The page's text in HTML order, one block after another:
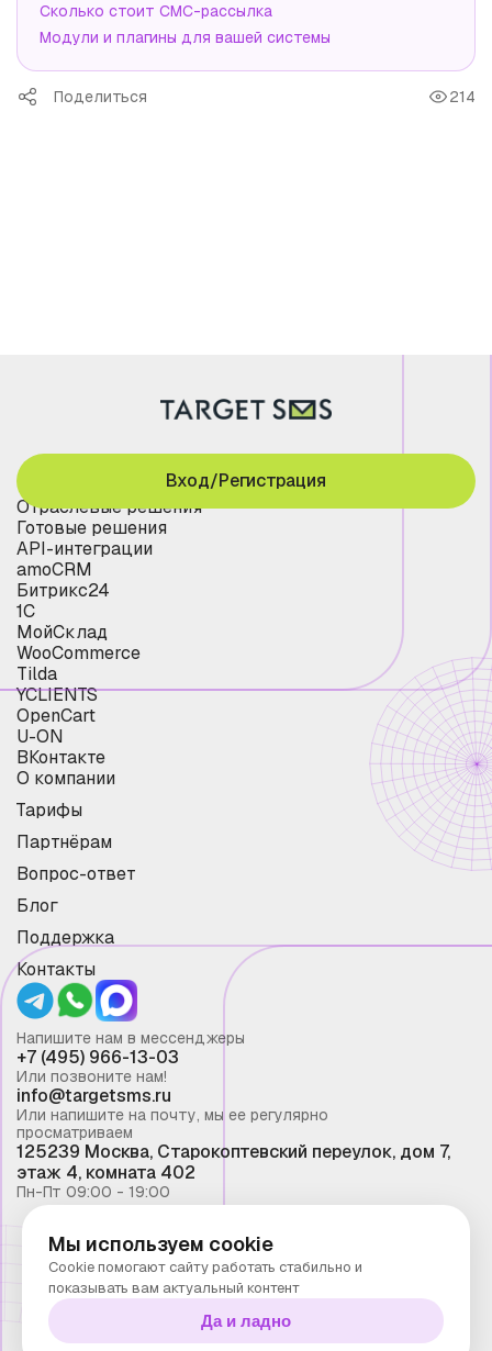
Сколько стоит СМС-рассылка
Модули и плагины для вашей системы
Поделиться 214
Отраслевые решения
Готовые решения
API-интеграции
amoCRM
Битрикс24
1С
МойСклад
WooCommerce
Tilda
YCLIENTS
OpenCart
U-ON
ВКонтакте
О компании
Тарифы
Партнёрам
Вопрос-ответ
Блог
Поддержка
Контакты
Вход/Регистрация
Напишите нам в мессенджеры
+7 (495) 966-13-03
Или позвоните нам!
info@targetsms.ru
Или напишите на почту, мы ее регулярно
просматриваем
125239 Москва, Старокоптевский переулок, дом 7,
этаж 4, комната 402
Пн-Пт 09:00 - 19:00
Смс рассылка 2026 ©
Запрещено копирование материалов сайта без
письменного разрешения ООО "Таргет Телеком"
Политика конфиденциальности
Мы используем cookie
Cookie помогают сайту работать стабильно и
показывать вам актуальный контент
Да и ладно